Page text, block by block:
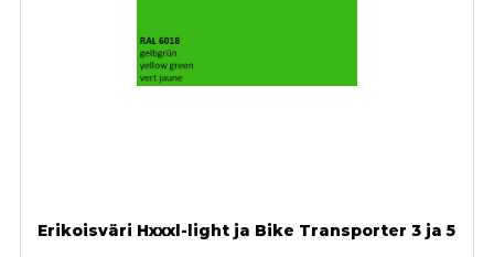
Erikoisväri Hxxxl-light ja Bike Transporter 3 ja 5